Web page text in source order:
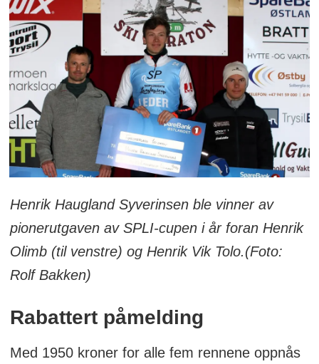
Henrik Haugland Syverinsen ble vinner av
pionerutgaven av SPLI-cupen i år foran Henrik
Olimb (til venstre) og Henrik Vik Tolo.(Foto:
Rolf Bakken)
Rabattert påmelding
Med 1950 kroner for alle fem rennene oppnås